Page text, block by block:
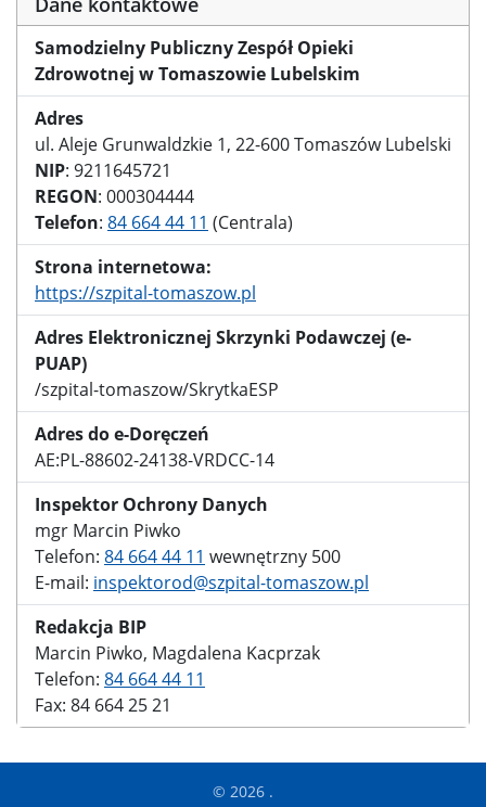
Samodzielny Publiczny Zespół Opieki
Zdrowotnej w Tomaszowie Lubelskim
Adres
ul. Aleje Grunwaldzkie 1, 22-600 Tomaszów Lubelski
NIP: 9211645721
REGON: 000304444
Telefon: 84 664 44 11 (Centrala)
Strona internetowa:
https://szpital-tomaszow.pl
Adres Elektronicznej Skrzynki Podawczej (e-
PUAP)
/szpital-tomaszow/SkrytkaESP
Adres do e-Doręczeń
AE:PL-88602-24138-VRDCC-14
Inspektor Ochrony Danych
mgr Marcin Piwko
Telefon: 84 664 44 11 wewnętrzny 500
E-mail: inspektorod@szpital-tomaszow.pl
Redakcja BIP
Marcin Piwko, Magdalena Kacprzak
Telefon: 84 664 44 11
Fax: 84 664 25 21
© 2026 .